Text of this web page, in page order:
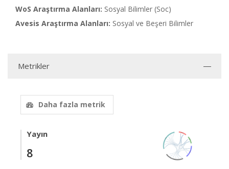
WoS Araştırma Alanları: Sosyal Bilimler (Soc)
Avesis Araştırma Alanları: Sosyal ve Beşeri Bilimler
Metrikler
Daha fazla metrik
Yayın
8